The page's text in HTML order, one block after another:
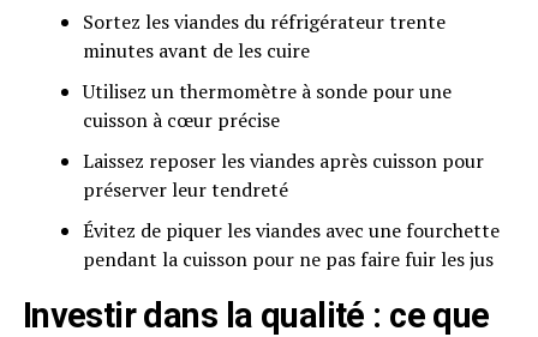
Sortez les viandes du réfrigérateur trente
minutes avant de les cuire
Utilisez un thermomètre à sonde pour une
cuisson à cœur précise
Laissez reposer les viandes après cuisson pour
préserver leur tendreté
Évitez de piquer les viandes avec une fourchette
pendant la cuisson pour ne pas faire fuir les jus
Investir dans la qualité : ce que